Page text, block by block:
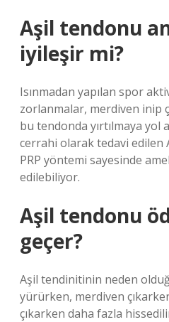
Aşil tendonu
iyileşir mi?
Isınmadan yapılan spor
zorlanmalar, merdiven inip
bu tendonda yırtılmaya yol
cerrahi olarak tedavi edilen
PRP yöntemi sayesinde
edilebiliyor.
Aşil tendonu
geçer?
Aşil tendinitinin neden
yürürken, merdiven
çıkarken daha fazla